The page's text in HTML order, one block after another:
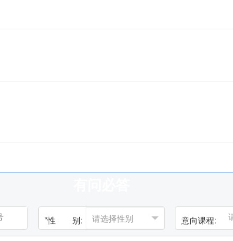
*性 别: 意向课程: